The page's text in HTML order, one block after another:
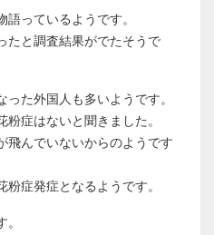
っているようです。
たと調査結果がでたそうで
た外国人も多いようです。
症はないと聞きました。
飛んでいないからのようです
症発症となるようです。